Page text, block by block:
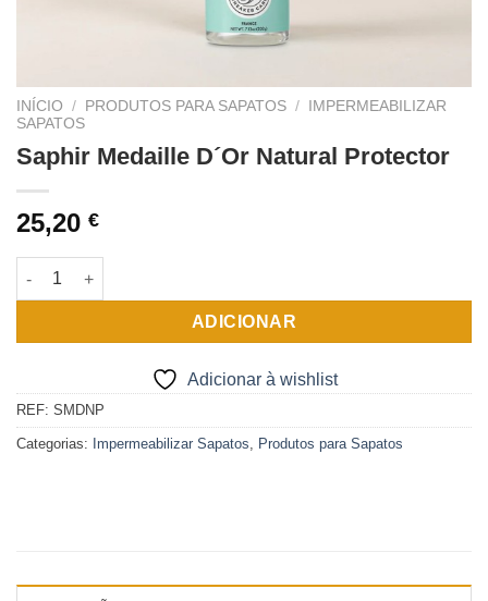
INÍCIO / PRODUTOS PARA SAPATOS /
IMPERMEABILIZAR
SAPATOS
Saphir Medaille D´Or Natural Protector
25,20 €
Quantidade de Saphir Medaille D´Or Natural Protector
ADICIONAR
Adicionar à wishlist
REF: SMDNP
Categorias: Impermeabilizar Sapatos Produtos para Sapatos